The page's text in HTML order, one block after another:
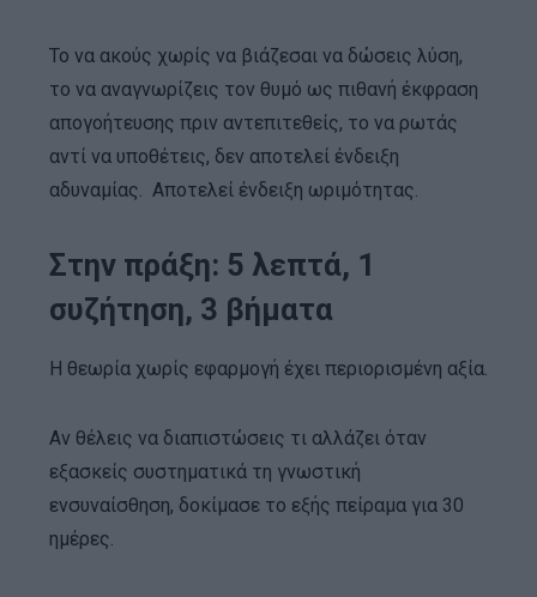
Το να ακούς χωρίς να βιάζεσαι να δώσεις λύση,
το να αναγνωρίζεις τον θυμό ως πιθανή έκφραση
απογοήτευσης πριν αντεπιτεθείς, το να ρωτάς
αντί να υποθέτεις, δεν αποτελεί ένδειξη
αδυναμίας. Αποτελεί ένδειξη ωριμότητας.
Στην πράξη: 5 λεπτά, 1
συζήτηση, 3 βήματα
Η θεωρία χωρίς εφαρμογή έχει περιορισμένη αξία.
Αν θέλεις να διαπιστώσεις τι αλλάζει όταν
εξασκείς συστηματικά τη γνωστική
ενσυναίσθηση, δοκίμασε το εξής πείραμα για 30
ημέρες.